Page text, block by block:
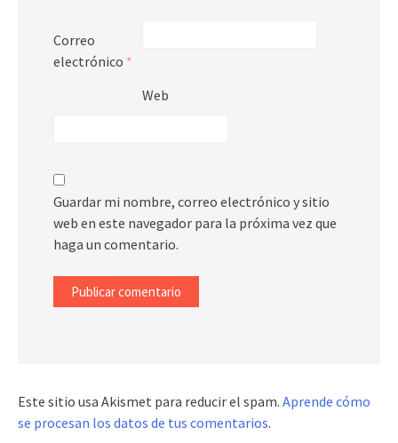
Correo
electrónico *
Web
Guardar mi nombre, correo electrónico y sitio
web en este navegador para la próxima vez que
haga un comentario.
Este sitio usa Akismet para reducir el spam. Aprende cómo
se procesan los datos de tus comentarios.